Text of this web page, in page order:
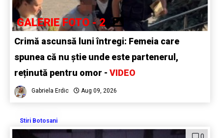
GALERIE FOTO - 2
Crimă ascunsă luni întregi: Femeia care
spunea că nu știe unde este partenerul,
reținută pentru omor - VIDEO
Gabriela Erdic Aug 09, 2026
Stiri Botosani